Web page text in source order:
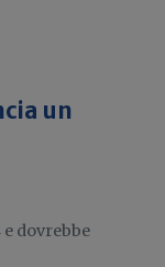
un
dovrebbe